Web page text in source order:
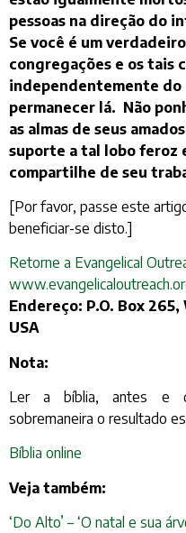
pessoas na direção do
Se você é um
congregações e os tais
independentemente do
permanecer lá. Não
as almas de seus
suporte a tal lobo feroz
compartilhe de seu
[Por favor, passe este
beneficiar-se disto.]
Retorne a Evangelical
Endereço: P.O. Box
USA
Nota:
Ler a bíblia, antes e
sobremaneira o resultado
Bíblia online
Veja também:
‘Do Alto’ – ‘O natal e sua